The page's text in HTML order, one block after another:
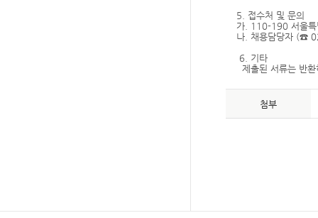
5. 접수처 및 문의
가. 110-190 서울특
나. 채용담당자 (☎
6. 기타
제출된 서류는 반
첨부